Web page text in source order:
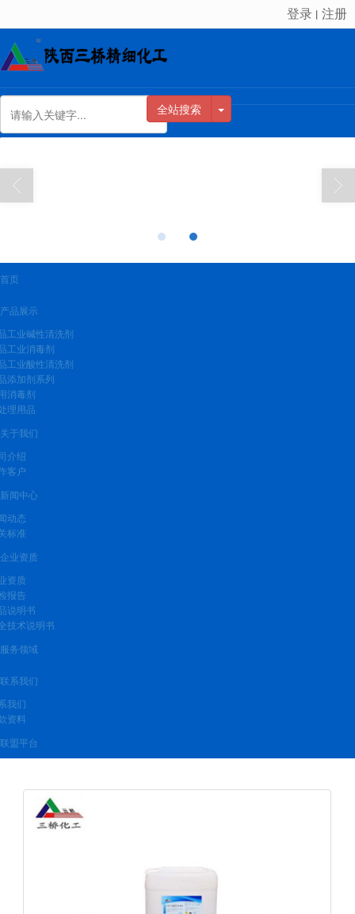
很遗憾，因您的浏览器版本过低导致无法获得最佳浏览体验，推荐下载安装谷歌浏览器！
登录 丨 注册
全站搜索
首页
产品展示
工业碱性清洗剂
工业消毒剂
工业酸性清洗剂
添加剂系列
消毒剂
理用品
关于我们
介绍
客户
新闻中心
动态
标准
企业资质
资质
报告
说明书
技术说明书
服务领域
联系我们
我们
资料
联盟平台